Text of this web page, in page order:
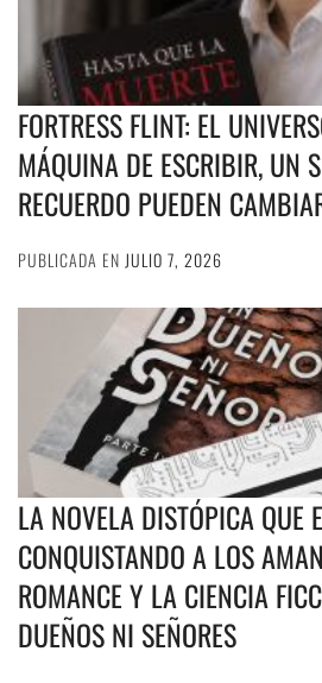
FORTRESS FLINT: EL
MÁQUINA DE ESCRIBIR, UN
RECUERDO PUEDEN
PUBLICADA EN JULIO 7, 2026
LA NOVELA DISTÓPICA QUE
CONQUISTANDO A LOS
ROMANCE Y LA CIENCIA
DUEÑOS NI SEÑORES